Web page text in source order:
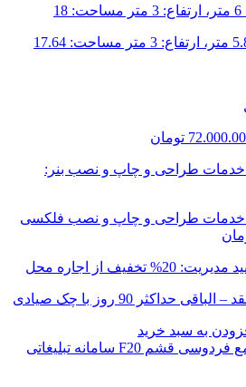
خدمات طراحی و چاپ و نصب بنر:
خدمات طراحی و چاپ و نصب فلکسی
از اجاره محل
به سبد خرید